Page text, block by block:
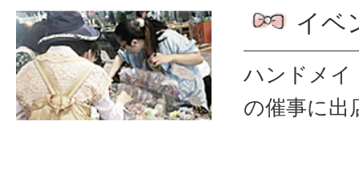
イベ
ハンドメイ
の催事に出